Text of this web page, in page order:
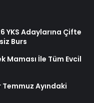
YKS Adaylarına Çifte
Burs
Maması İle Tüm Evcil
Temmuz Ayındaki